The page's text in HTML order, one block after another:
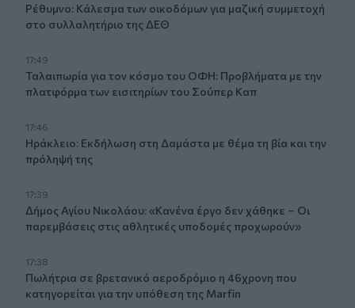
Ρέθυμνο: Κάλεσμα των οικοδόμων για μαζική συμμετοχή
στο συλλαλητήριο της ΔΕΘ
17:49
Ταλαιπωρία για τον κόσμο του ΟΦΗ: Προβλήματα με την
πλατφόρμα των εισιτηρίων του Σούπερ Καπ
17:46
Ηράκλειο: Εκδήλωση στη Δαμάστα με θέμα τη βία και την
πρόληψή της
17:39
Δήμος Αγίου Νικολάου: «Κανένα έργο δεν χάθηκε – Οι
παρεμβάσεις στις αθλητικές υποδομές προχωρούν»
17:38
Πωλήτρια σε βρετανικό αεροδρόμιο η 46χρονη που
κατηγορείται για την υπόθεση της Marfin